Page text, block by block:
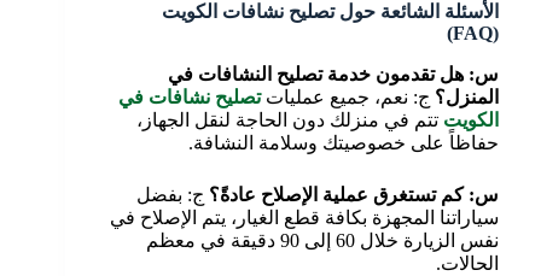
الأسئلة الشائعة حول تصليح نشافات الكويت
(FAQ)
س: هل تقدمون خدمة تصليح النشافات في
المنزل؟ ج: نعم، جميع عمليات تصليح نشافات في
الكويت تتم في منزلك دون الحاجة لنقل الجهاز،
حفاظاً على خصوصيتك وسلامة النشافة.
س: كم تستغرق عملية الإصلاح عادةً؟ ج: بفضل
سياراتنا المجهزة بكافة قطع الغيار، يتم الإصلاح في
نفس الزيارة خلال 60 إلى 90 دقيقة في معظم
الحالات.